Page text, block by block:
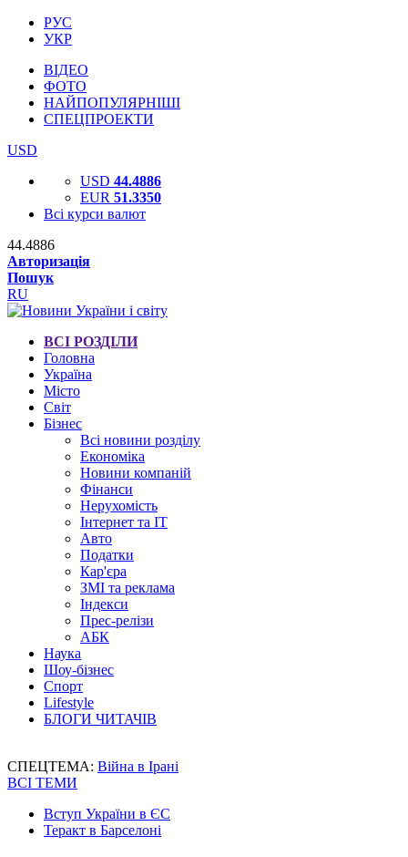
РУС
УКР
ВІДЕО
ФОТО
НАЙПОПУЛЯРНІШІ
СПЕЦПРОЕКТИ
USD
USD 44.4886
EUR 51.3350
Всі курси валют
44.4886
Авторизація
Пошук
RU
ВСІ РОЗДІЛИ
Головна
Україна
Місто
Світ
Бізнес
Всі новини розділу
Економіка
Новини компаній
Фінанси
Нерухомість
Інтернет та IT
Авто
Податки
Кар'єра
ЗМІ та реклама
Індекси
Прес-релізи
АБК
Наука
Шоу-бізнес
Спорт
Lifestyle
БЛОГИ ЧИТАЧІВ
СПЕЦТЕМА: Війна в Ірані
ВСІ ТЕМИ
Вступ України в ЄС
Теракт в Барселоні